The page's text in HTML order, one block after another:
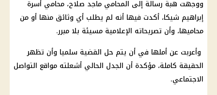
ووجهت هبة رسالة إلى المحامي ماجد صلاح، محامي أسرة
إبراهيم شيكا، أكدت فيها أنه لم يطلب أي وثائق منها أو من
محاميها، وأن تصريحاته الإعلامية مسيئة بلا مبرر.
وأعربت عن أملها في أن يتم حل القضية سلميا وأن تظهر
الحقيقة كاملة، مؤكدة أن الجدل الحالي أشعلته مواقع التواصل
الاجتماعي.